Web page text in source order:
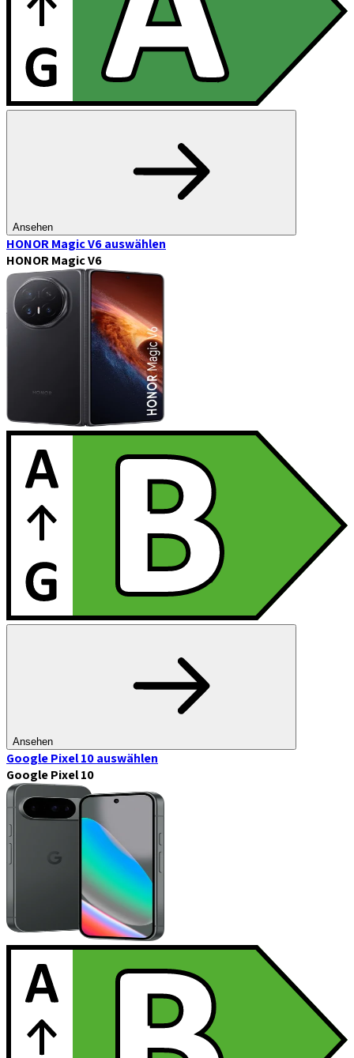
Ansehen
HONOR Magic V6auswählen
HONOR Magic V6
Ansehen
Google Pixel 10auswählen
Google Pixel 10